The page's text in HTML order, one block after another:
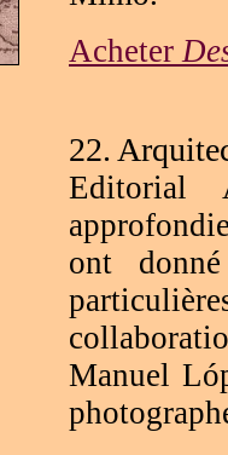
Acheter
22.
Editorial
ont
Manuel